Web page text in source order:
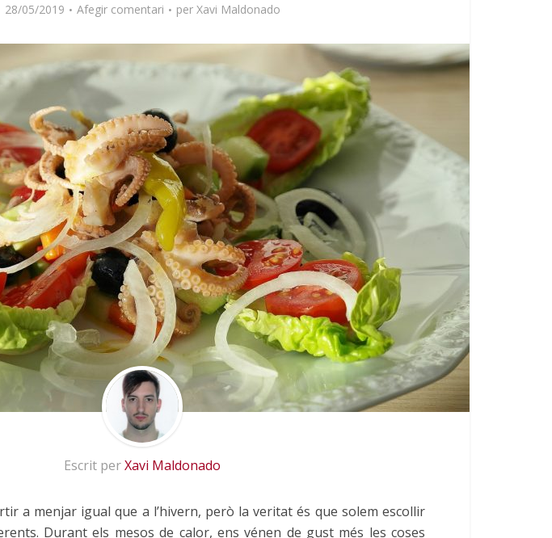
28/05/2019 Afegir comentari per Xavi Maldonado
Escrit perXavi Maldonado
a menjar igual que a l’hivern, però la veritat és que solem escollir
Durant els mesos de calor, ens vénen de gust més les coses